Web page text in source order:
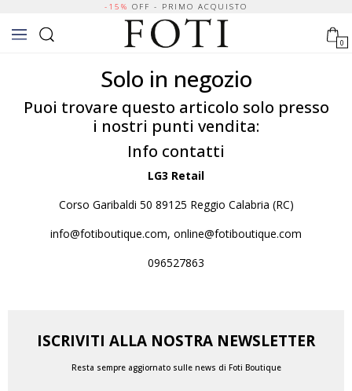
-15% OFF - PRIMO ACQUISTO
0
Solo in negozio
Puoi trovare questo articolo solo presso
i nostri punti vendita:
Info contatti
LG3 Retail
Corso Garibaldi 50 89125 Reggio Calabria (RC)
info@fotiboutique.com, online@fotiboutique.com
096527863
ISCRIVITI ALLA NOSTRA NEWSLETTER
Resta sempre aggiornato sulle news di Foti Boutique